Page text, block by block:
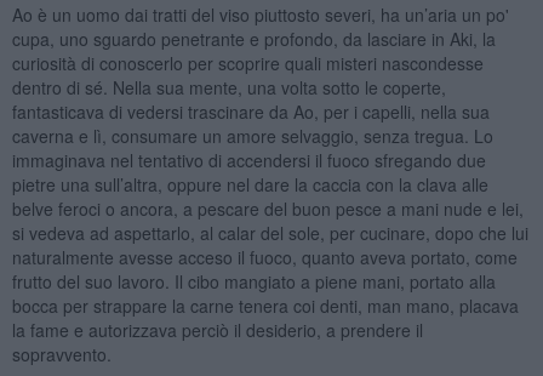
Ao è un uomo dai tratti del viso piuttosto severi, ha un’aria un po'
cupa, uno sguardo penetrante e profondo, da lasciare in Aki, la
curiosità di conoscerlo per scoprire quali misteri nascondesse
dentro di sé. Nella sua mente, una volta sotto le coperte,
fantasticava di vedersi trascinare da Ao, per i capelli, nella sua
caverna e lì, consumare un amore selvaggio, senza tregua. Lo
immaginava nel tentativo di accendersi il fuoco sfregando due
pietre una sull’altra, oppure nel dare la caccia con la clava alle
belve feroci o ancora, a pescare del buon pesce a mani nude e lei,
si vedeva ad aspettarlo, al calar del sole, per cucinare, dopo che lui
naturalmente avesse acceso il fuoco, quanto aveva portato, come
frutto del suo lavoro. Il cibo mangiato a piene mani, portato alla
bocca per strappare la carne tenera coi denti, man mano, placava
la fame e autorizzava perciò il desiderio, a prendere il
sopravvento.